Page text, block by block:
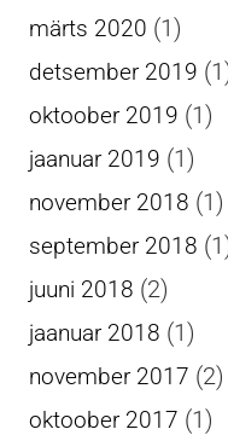
märts 2020 (1)
detsember 2019
oktoober 2019 (1)
jaanuar 2019 (1)
november 2018 (1)
september 2018
juuni 2018 (2)
jaanuar 2018 (1)
november 2017 (2)
oktoober 2017 (1)